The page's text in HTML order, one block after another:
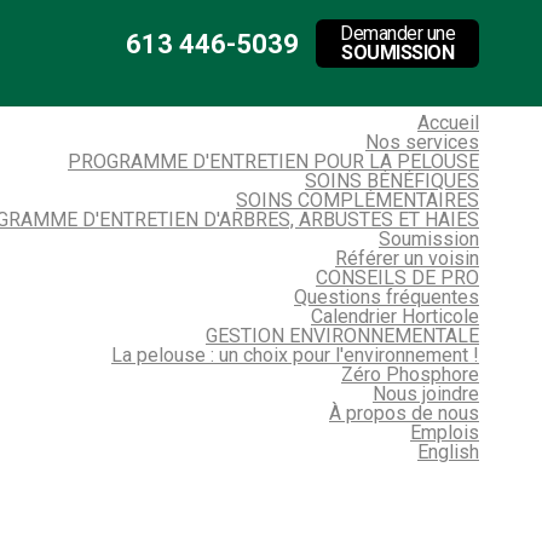
613 446-5039
Demander une
SOUMISSION
Accueil
Nos services
PROGRAMME D'ENTRETIEN POUR LA PELOUSE
SOINS BÉNÉFIQUES
SOINS COMPLÉMENTAIRES
D'ENTRETIEN D'ARBRES, ARBUSTES ET HAIES
Soumission
Référer un voisin
CONSEILS DE PRO
Questions fréquentes
Calendrier Horticole
GESTION ENVIRONNEMENTALE
La pelouse : un choix pour l'environnement !
Zéro Phosphore
Nous joindre
À propos de nous
Emplois
English